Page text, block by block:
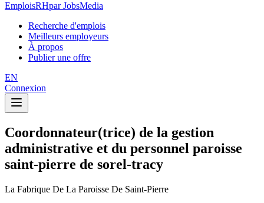
EmploisRHpar JobsMedia
Recherche d'emplois
Meilleurs employeurs
À propos
Publier une offre
EN
Connexion
Coordonnateur(trice) de la gestion
administrative et du personnel paroisse
saint-pierre de sorel-tracy
La Fabrique De La Paroisse De Saint-Pierre